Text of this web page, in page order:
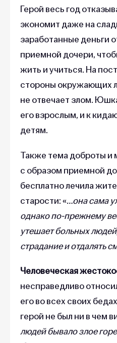
Герой весь год
экономит даже на
заработанные деньги
приемной дочери,
жить и учиться. На
стороны окружающих
не отвечает злом.
его взрослым, и к
детям.
Также тема доброты и
с образом приемной
бесплатно лечила
старости: «…она сама
однако по-прежнему
утешает больных
страдание и отдалять
Человеческая
несправедливо
его во всех своих
герой не был ни в чем
людей бывало злое